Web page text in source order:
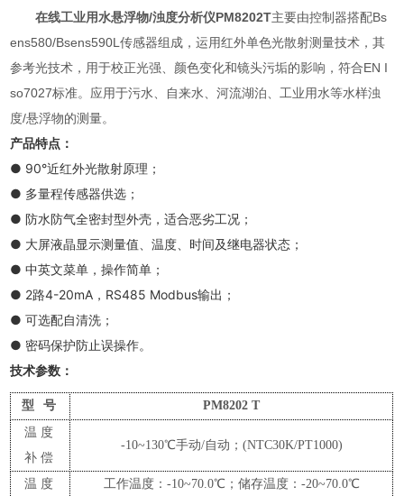
在线工业用水悬浮物/浊度分析仪PM8202T主要由控制器搭配Bs
ens580/Bsens590L传感器组成，运用红外单色光散射测量技术，其
参考光技术，用于校正光强、颜色变化和镜头污垢的影响，符合EN I
so7027标准。应用于污水、自来水、河流湖泊、工业用水等水样浊
度/悬浮物的测量。
产品特点：
● 90°近红外光散射原理；
● 多量程传感器供选；
● 防水防气全密封型外壳，适合恶劣工况；
● 大屏液晶显示测量值、温度、时间及继电器状态；
● 中英文菜单，操作简单；
● 2路4-20mA，RS485 Modbus输出；
● 可选配自清洗；
● 密码保护防止误操作。
技术参数：
型 号 PM8202 T
温度
补偿
-10~130℃手动/自动；(NTC30K/PT1000)
温度 工作温度： -10~70.0℃；储存温度：-20~70.0℃